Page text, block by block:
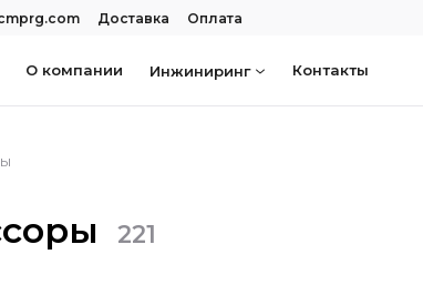
Доставка Оплата
О компании Инжиниринг Контакты
221